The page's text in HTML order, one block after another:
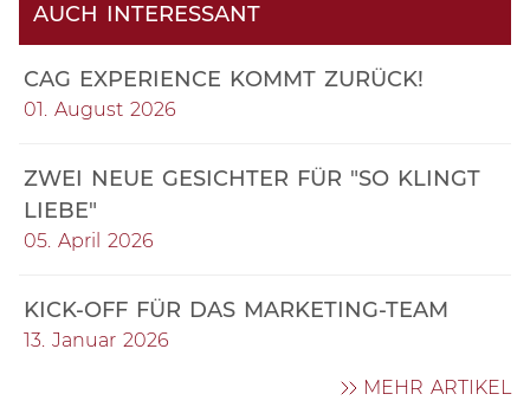
AUCH INTERESSANT
CAG EXPERIENCE KOMMT ZURÜCK!
01. August 2026
ZWEI NEUE GESICHTER FÜR "SO KLINGT
LIEBE"
05. April 2026
KICK-OFF FÜR DAS MARKETING-TEAM
13. Januar 2026
MEHR ARTIKEL